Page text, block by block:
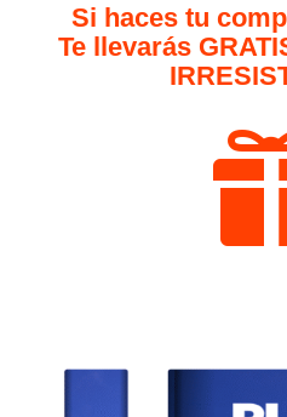
Si haces tu
Te llevarás